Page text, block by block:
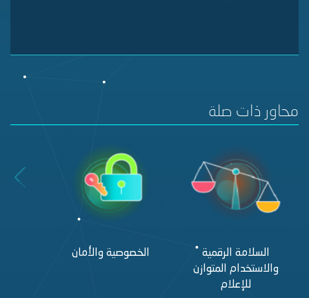
محاور ذات صلة
الخصوصية والأمان
السلامة الرقمية
والاستخدام المتوازن
للإعلام